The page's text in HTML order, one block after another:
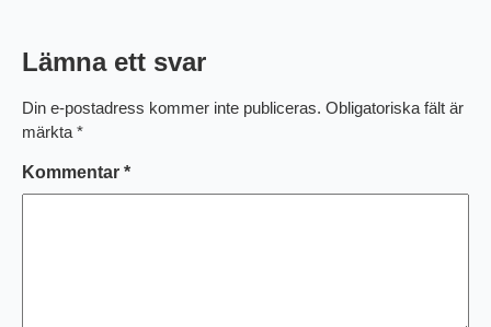
Lämna ett svar
Din e-postadress kommer inte publiceras. Obligatoriska fält är
märkta*
Kommentar *